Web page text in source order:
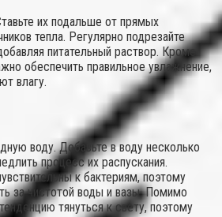
их подальше от прямых
тепла. Регулярно подрезайте
питательный раствор. Кроме
обеспечить правильное увлажнение,
влагу.
воду. Добавьте в воду несколько
процесс их распускания.
к бактериям, поэтому
за чистотой воды и вазы. Помимо
тянуться к свету, поэтому